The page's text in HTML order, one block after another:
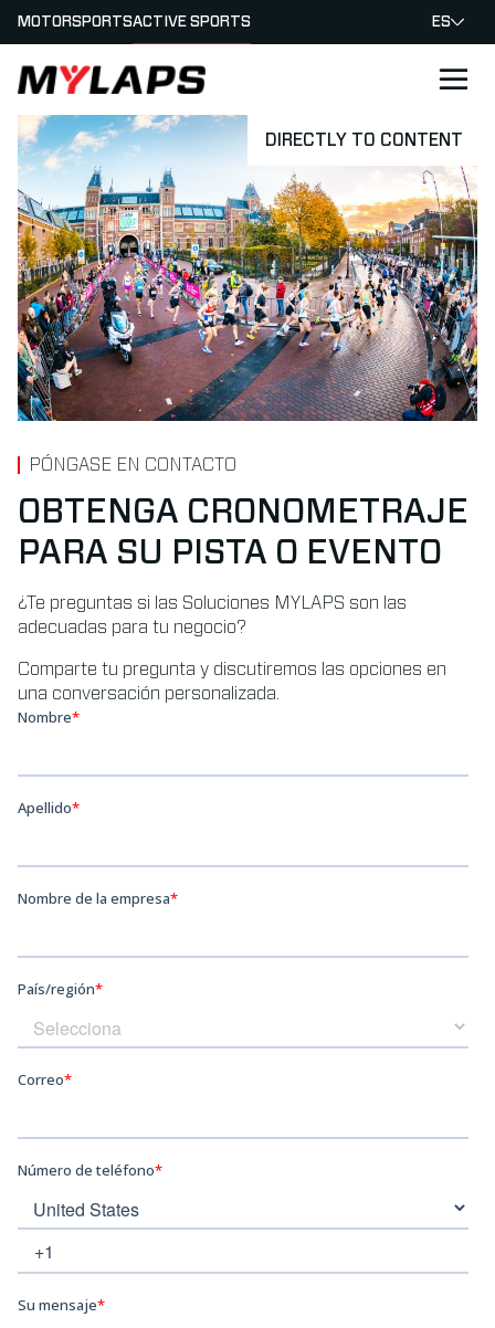
DIRECTLY TO CONTENT
LOGO MYLAPS - ESPANA
MOTORSPORTSACTIVE SPORTS ES
PÓNGASE EN CONTACTO
OBTENGA CRONOMETRAJE
PARA SU PISTA O EVENTO
¿Te preguntas si las Soluciones MYLAPS son las
adecuadas para tu negocio?
Comparte tu pregunta y discutiremos las opciones en
una conversación personalizada.